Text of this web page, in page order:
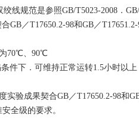
线规范是参照GB/T5023-2008．
GB／T17650.2-98和GB／
70℃、90℃
件下．可维持正常运转1.5小时以
验成果契合GB／T17650.2-98和
全级的要求。